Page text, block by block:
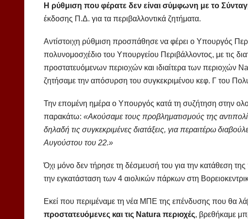
Η ρύθμιση που φέρατε δεν είναι σύμφωνη με το
έκδοσης Π.Δ. για τα περιβαλλοντικά ζητήματα.
Αντίστοιχη ρύθμιση προσπάθησε να φέρει ο Υπουργός
πολυνομοσχέδιο του Υπουργείου Περιβάλλοντος, με τις
προστατευόμενων περιοχών και ιδιαίτερα των περιοχών
ζητήσαμε την απόσυρση του συγκεκριμένου κεφ. Γ του
Την επομένη ημέρα ο Υπουργός κατά τη συζήτηση στην
παρακάτω: «Ακούσαμε τους προβληματισμούς της
δηλαδή τις συγκεκριμένες διατάξεις, για περαιτέρω
Αυγούστου του 22.»
Όχι μόνο δεν τήρησε τη δέσμευσή του για την κατάθεση
την εγκατάσταση των 4 αιολικών πάρκων στη
Εκεί που περιμέναμε τη νέα ΜΠΕ της επένδυσης που θα
προστατευόμενες και τις Natura περιοχές, βρεθήκαμε